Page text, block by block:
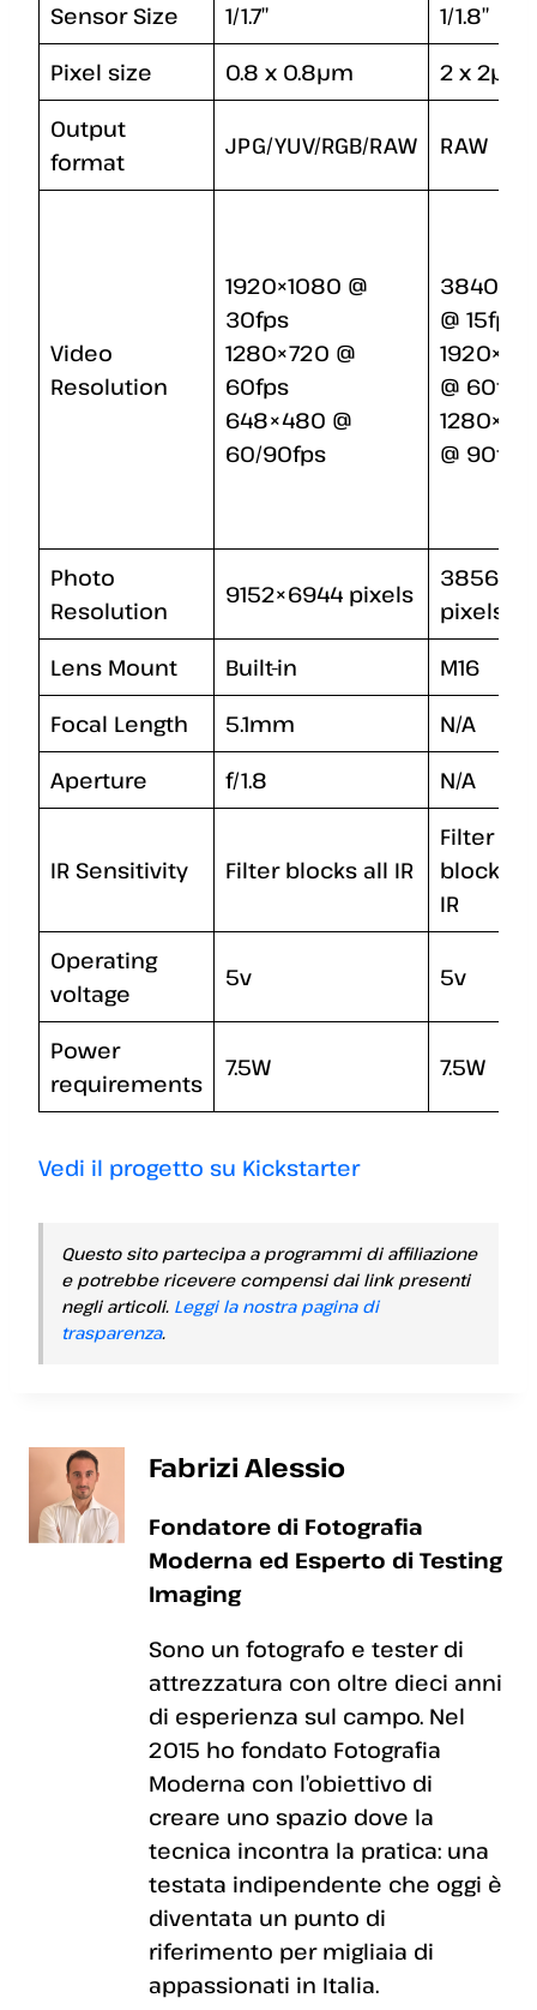
Sensor Size 1/1.7″
1/1.8″
Pixel size
0.8 x 0.8µm
2 x 2µm
Output
format
JPG/YUV/RGB/RAW RAW
Video
Resolution
1920×1080 @
30fps
1280×720 @
60fps
648×480 @
60/90fps
@ 15fps
@ 60fps
@ 90fps
Photo
Resolution
9152×6944 pixels
pixels
Lens Mount
Built-in
M16
Focal Length
5.1mm
N/A
Aperture
f/1.8 N/A
IR Sensitivity Filter blocks all IR
Filter
blocks
IR
Operating
voltage
5v 5v
Power
requirements
7.5W 7.5W
Vedi il progetto su Kickstarter
Questo sito partecipa a programmi di affiliazione
e potrebbe ricevere compensi dai link presenti
negli articoli. Leggi la nostra pagina di
trasparenza.
Fabrizi Alessio
Fondatore di Fotografia
Moderna ed Esperto di Testing
Imaging
Sono un fotografo e tester di
attrezzatura con oltre dieci anni
di esperienza sul campo. Nel
2015 ho fondato Fotografia
Moderna con l’obiettivo di
creare uno spazio dove la
tecnica incontra la pratica: una
testata indipendente che oggi è
diventata un punto di
riferimento per migliaia di
appassionati in Italia.